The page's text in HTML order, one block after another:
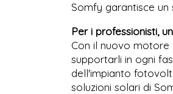
Somfy garantisce un
Per i professionisti,
Con il nuovo motore
supportarli in ogni
dell'impianto
soluzioni solari di